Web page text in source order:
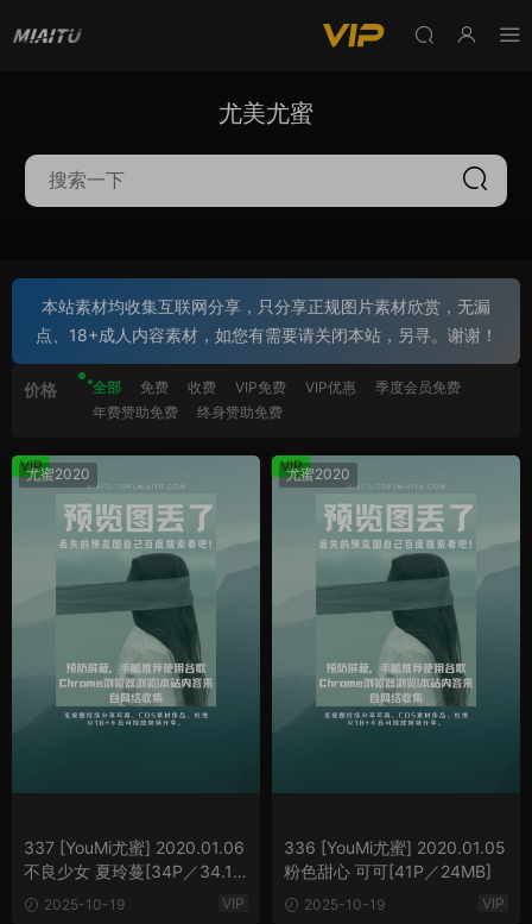
尤美尤蜜
本站素材均收集互联网分享，只分享正规图片素材欣赏，无漏
点、18+成人内容素材，如您有需要请关闭本站，另寻。谢谢！
价格 全部 免费 收费 VIP免费 VIP优惠
季度会员免费
年费赞助免费
终身赞助免费
尤蜜2020
337 [YouMi尤蜜] 2020.01.06
不良少女 夏玲蔓[34P／34.1M
B] 2025-10-19 VIP
VIP 尤蜜2020
336 [YouMi尤蜜] 2020.01.05
粉色甜心 可可[41P／24MB]
2025-10-19 VIP
VIP